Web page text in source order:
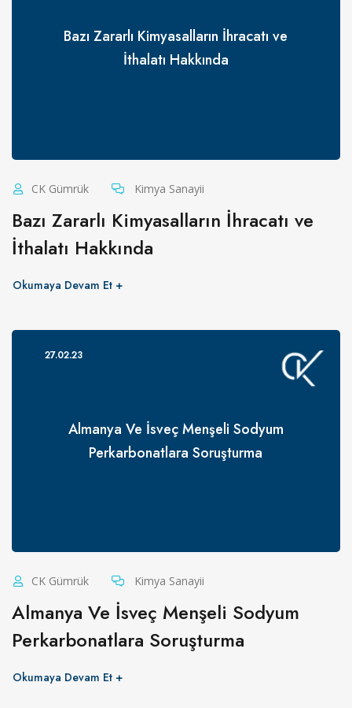
Bazı Zararlı Kimyasalların İhracatı ve
İthalatı Hakkında
CK Gümrük Kimya Sanayii
Bazı Zararlı Kimyasalların İhracatı ve
İthalatı Hakkında
Okumaya Devam Et
Almanya Ve İsveç Menşeli Sodyum
Perkarbonatlara Soruşturma
27.02.23
CK Gümrük Kimya Sanayii
Almanya Ve İsveç Menşeli Sodyum
Perkarbonatlara Soruşturma
Okumaya Devam Et